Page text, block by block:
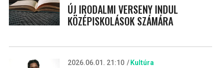
ÚJ IRODALMI VERSENY INDUL
KÖZÉPISKOLÁSOK SZÁMÁRA
2026.06.01. 21:10 Kultúra